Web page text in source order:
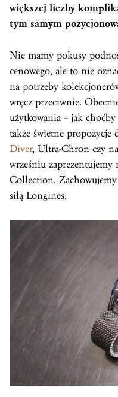
większej liczby
tym samym
Nie mamy pokusy
cenowego, ale to nie
na potrzeby
wręcz przeciwnie.
użytkowania – jak
także świetne propozycje
Diver, Ultra-Chron czy
wrześniu
Collection. Zachowujemy
siłą Longines.